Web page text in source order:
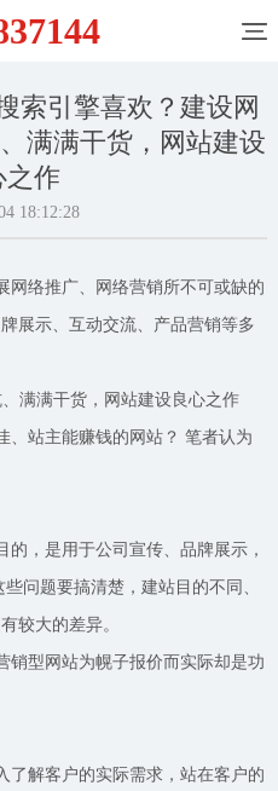
索引擎喜欢？建设网
满满干货，网站建设
之作
18:12:28
网络推广、网络营销所不可或缺的
展示、互动交流、产品营销等多
满满干货，网站建设良心之作
、站主能赚钱的网站？ 笔者认为
，是用于公司宣传、品牌展示，
问题要搞清楚，建站目的不同、
较大的差异。
销型网站为幌子报价而实际却是功
了解客户的实际需求，站在客户的